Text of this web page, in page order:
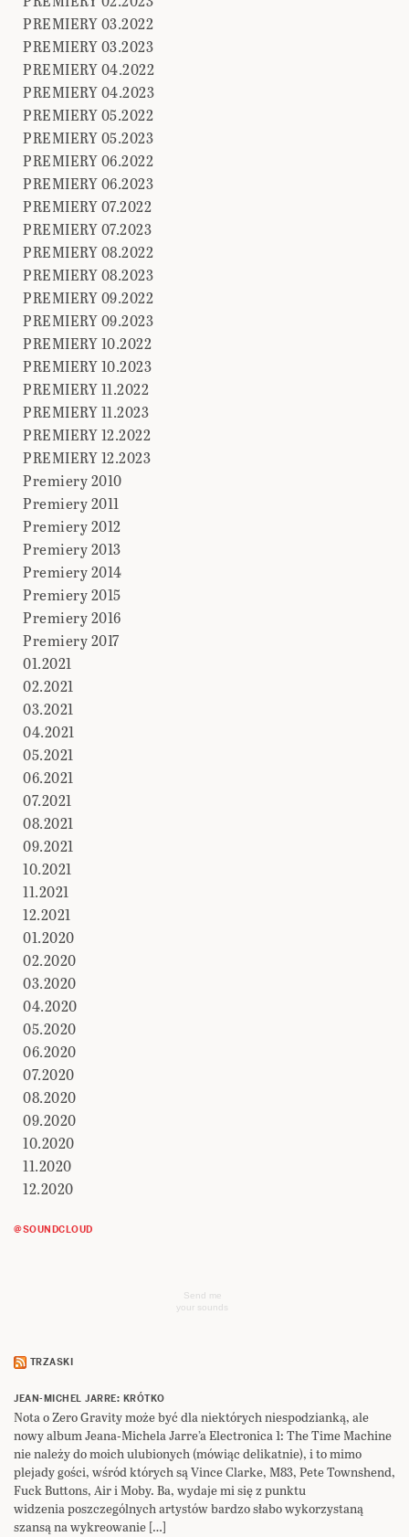
PREMIERY 03.2022
PREMIERY 03.2023
PREMIERY 04.2022
PREMIERY 04.2023
PREMIERY 05.2022
PREMIERY 05.2023
PREMIERY 06.2022
PREMIERY 06.2023
PREMIERY 07.2022
PREMIERY 07.2023
PREMIERY 08.2022
PREMIERY 08.2023
PREMIERY 09.2022
PREMIERY 09.2023
PREMIERY 10.2022
PREMIERY 10.2023
PREMIERY 11.2022
PREMIERY 11.2023
PREMIERY 12.2022
PREMIERY 12.2023
Premiery 2010
Premiery 2011
Premiery 2012
Premiery 2013
Premiery 2014
Premiery 2015
Premiery 2016
Premiery 2017
01.2021
02.2021
03.2021
04.2021
05.2021
06.2021
07.2021
08.2021
09.2021
10.2021
11.2021
12.2021
01.2020
02.2020
03.2020
04.2020
05.2020
06.2020
07.2020
08.2020
09.2020
10.2020
11.2020
12.2020
@SOUNDCLOUD
Send me
your sounds
TRZASKI
JEAN-MICHEL JARRE: KRÓTKO
Nota o Zero Gravity może być dla niektórych niespodzianką, ale
nowy album Jeana-Michela Jarre’a Electronica 1: The Time Machine
nie należy do moich ulubionych (mówiąc delikatnie), i to mimo
plejady gości, wśród których są Vince Clarke, M83, Pete Townshend,
Fuck Buttons, Air i Moby. Ba, wydaje mi się z punktu
widzenia poszczególnych artystów bardzo słabo wykorzystaną
szansą na wykreowanie […]